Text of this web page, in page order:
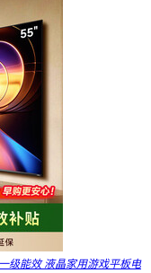
级能效 液晶家用游戏平板电